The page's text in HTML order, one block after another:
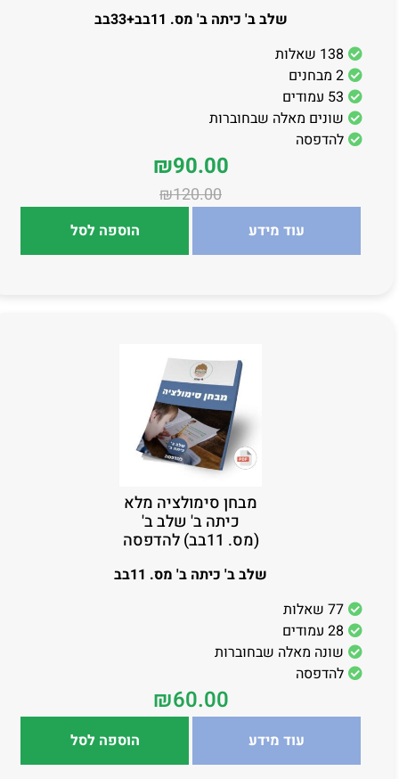
138 שאלות
2 מבחנים
53 עמודים
שונים מאלה שבחוברות
להדפסה
₪120.00
₪90.00
שלב ב' כיתה ב' מס. 11בב+33בב
עוד מידע הוספה לסל
מבחן סימולציה מלא
כיתה ב' שלב ב'
(מס. 11בב) להדפסה
77 שאלות
28 עמודים
שונה מאלה שבחוברות
להדפסה
₪60.00
שלב ב' כיתה ב' מס. 11בב
עוד מידע הוספה לסל